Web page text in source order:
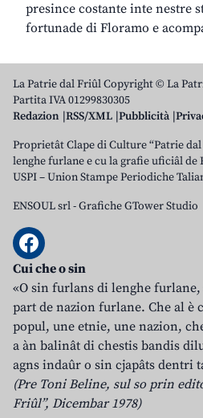
presince costante inte nestre
fortunade di Floramo e
La Patrie dal Friûl Copyright © La
Partita IVA 01299830305
Redazion RSS/XML Pubblicità
Proprietât Clape di Culture “Patrie
lenghe furlane e cu la grafie uficiâl de
USPI – Union Stampe Periodiche
ENSOUL srl-Grafiche GTower Studio
Cui che o sin
«O sin furlans di lenghe
part de nazion furlane. Che al è
popul, une etnie, une nazion,
a àn balinât di chestis bandis
agns indaûr o sin cjapâts dentri
(Pre Toni Beline, sul so prin
Friûl”, Dicembar 1978)